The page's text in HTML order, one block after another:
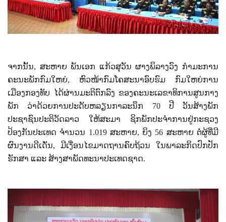
ຈາກນັ້ນ, ສະຫາຍ ພັນເອກ ແກ້ວສຸວັນ ຜາງພິລາງວົງ ກໍາມະການ
ຄະນະພັກກົມໃຫຍ່, ຫົວໜ້າກົມໂຄສະນາອົບຮົມ ກົມໃຫຍ່ການ
ເມືອງກອງທັບ ໄດ້ຜ່ານມະຕິຕົກລົງ ຂອງຄະນະເລຂາທິການສູນກາງ
ພັກ ວ່າດ້ວຍການປະດັບຫລຽນກາລະນຶກ 70ປີ ວັນສ້າງພັກ
ປະຊາຊົນປະຕິວັດລາວ ໃຫ້ສະມາ ຊິກພັກປະຈໍາການຢູ່ກະຊວງ
ປ້ອງກັນປະເທດ ຈໍານວນ 1.019ສະຫາຍ, ຍິງ 56 ສະຫາຍ ຕໍ່ຜູ້ທີ່ມີ
ຜົນງານດີເດັ່ນ, ມີເງື່ອນໄຂມາດຖານຄົບຖ້ວນ ໃນພາລະກິດປົກປັກ
ຮັກສາ ແລະ ສ້າງສາພັດທະນາປະເທດຊາດ.